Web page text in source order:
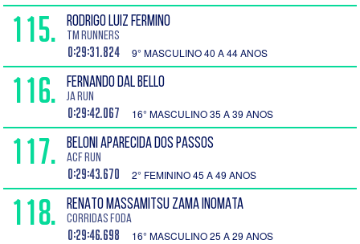
115. RODRIGO LUIZ FERMINO
TM RUNNERS
0:29:31.824 9° MASCULINO 40 A 44 ANOS
116. FERNANDO DAL BELLO
JA RUN
0:29:42.067 16° MASCULINO 35 A 39 ANOS
117. BELONI APARECIDA DOS PASSOS
ACF RUN
0:29:43.670 2° FEMININO 45 A 49 ANOS
118. RENATO MASSAMITSU ZAMA INOMATA
Corridas Foda
0:29:46.698 16° MASCULINO 25 A 29 ANOS